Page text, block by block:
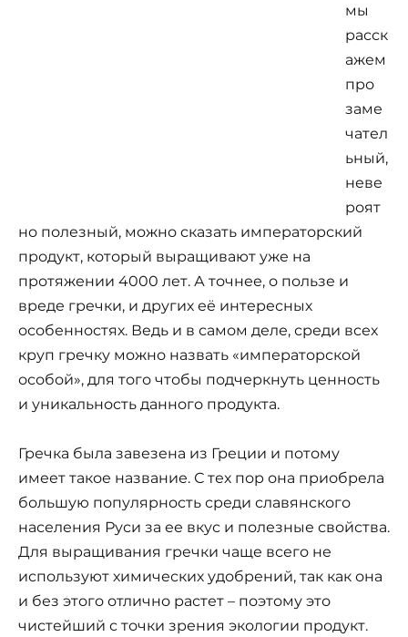
мы
расск
ажем
про
заме
чател
ьный,
неве
роят
но полезный, можно сказать императорский
продукт, который выращивают уже на
протяжении 4000 лет. А точнее, о пользе и
вреде гречки, и других её интересных
особенностях. Ведь и в самом деле, среди всех
круп гречку можно назвать «императорской
особой», для того чтобы подчеркнуть ценность
и уникальность данного продукта.
Гречка была завезена из Греции и потому
имеет такое название. С тех пор она приобрела
большую популярность среди славянского
населения Руси за ее вкус и полезные свойства.
Для выращивания гречки чаще всего не
используют химических удобрений, так как она
и без этого отлично растет – поэтому это
чистейший с точки зрения экологии продукт.